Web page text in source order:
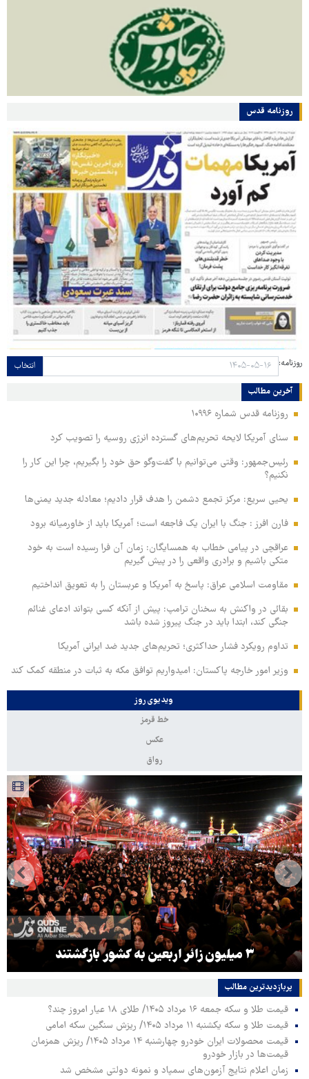
روزنامه قدس
روزنامه: انتخاب
آخرین مطالب
روزنامه قدس شماره ۱۰۹۹۶
سنای آمریکا لایحه تحریم‌های گسترده انرژی روسیه را تصویب کرد
رئیس‌جمهور: وقتی می‌توانیم با گفت‌وگو حق خود را بگیریم، چرا این کار را
نکنیم؟
یحیی سریع: مرکز تجمع دشمن را هدف قرار دادیم؛ معادله جدید یمنی‌ها
فارن افرز : جنگ با ایران یک فاجعه است؛ آمریکا باید از خاورمیانه برود
عراقچی در پیامی خطاب به همسایگان: زمان آن فرا رسیده است به خود
متکی باشیم و برادری واقعی را در پیش گیریم
مقاومت اسلامی عراق: پاسخ به آمریکا و عربستان را به تعویق انداختیم
بقائی در واکنش به سخنان ترامپ: پیش از آنکه کسی بتواند ادعای غنائم
جنگی کند، ابتدا باید در جنگ پیروز شده باشد
تداوم رویکرد فشار حداکثری؛ تحریم‌های جدید ضد ایرانی آمریکا
وزیر امور خارجه پاکستان: امیدواریم توافق مکه به ثبات در منطقه کمک کند
ویدیوی روز
خط قرمز
عکس
رواق
۳ میلیون زائر اربعین به کشور بازگشتند
پربازدیدترین‌ مطالب
قیمت طلا و سکه جمعه ۱۶ مرداد ۱۴۰۵/ طلای ۱۸ عیار امروز چند؟
قیمت طلا و سکه یکشنبه ۱۱ مرداد ۱۴۰۵/ ریزش سنگین سکه امامی
قیمت محصولات ایران خودرو چهارشنبه ۱۴ مرداد ۱۴۰۵/ ریزش همزمان
قیمت‌ها در بازار خودرو
زمان اعلام نتایج آزمون‌های سمپاد و نمونه دولتی مشخص شد